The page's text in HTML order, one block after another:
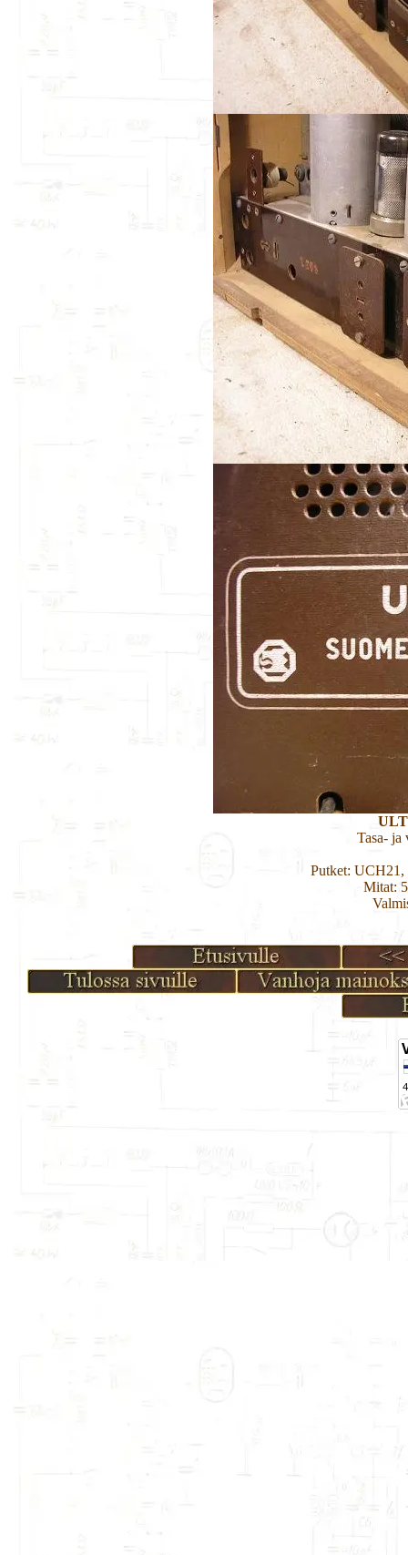
Tasa- ja
Putket:
Mitat: